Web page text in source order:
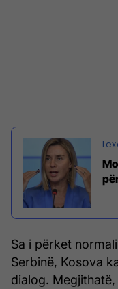
Sa i përket
Serbinë, Kosova
dialog.